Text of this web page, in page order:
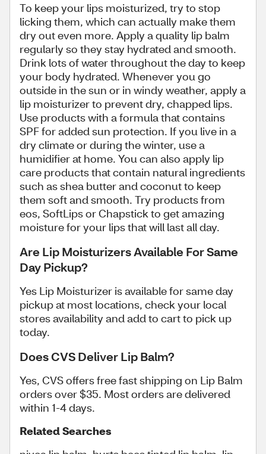
To keep your lips moisturized, try to stop
licking them, which can actually make them
dry out even more. Apply a quality lip balm
regularly so they stay hydrated and smooth.
Drink lots of water throughout the day to keep
your body hydrated. Whenever you go
outside in the sun or in windy weather, apply a
lip moisturizer to prevent dry, chapped lips.
Use products with a formula that contains
SPF for added sun protection. If you live in a
dry climate or during the winter, use a
humidifier at home. You can also apply lip
care products that contain natural ingredients
such as shea butter and coconut to keep
them soft and smooth. Try products from
eos, SoftLips or Chapstick to get amazing
moisture for your lips that will last all day.
Are Lip Moisturizers Available For Same
Day Pickup?
Yes Lip Moisturizer is available for same day
pickup at most locations, check your local
stores availability and add to cart to pick up
today.
Does CVS Deliver Lip Balm?
Yes, CVS offers free fast shipping on Lip Balm
orders over $35. Most orders are delivered
within 1-4 days.
Related Searches